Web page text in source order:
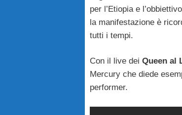
per l’Etiopia e
la manifestazione è
tutti i tempi.
Con il live dei Queen al
Mercury che diede
performer.